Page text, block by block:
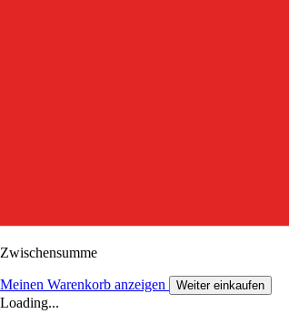
Zwischensumme
Meinen Warenkorb anzeigen Weiter einkaufen
Loading...